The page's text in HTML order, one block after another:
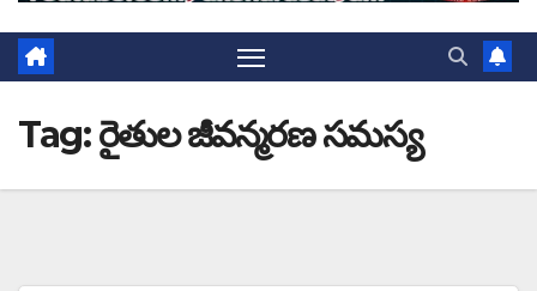
Tag:రైతుల జీవన్మరణ సమస్య